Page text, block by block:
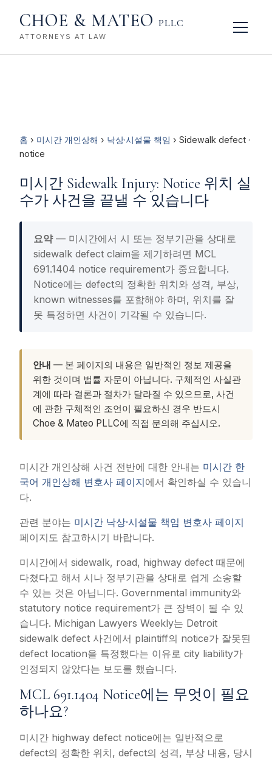
CHOE & MATEO PLLC
ATTORNEYS AT LAW
홈 › 미시간 개인상해 › 낙상·시설물 책임 › Sidewalk defect ·
notice
미시간 Sidewalk Injury: Notice 위치 실
수가 사건을 끝낼 수 있습니다
요약— 미시간에서 시 또는 정부기관을 상대로
sidewalk defect claim을 제기하려면 MCL
691.1404 notice requirement가 중요합니다.
Notice에는 defect의 정확한 위치와 성격, 부상,
known witnesses를 포함해야 하며, 위치를 잘
못 특정하면 사건이 기각될 수 있습니다.
안내 — 본 페이지의 내용은 일반적인 정보 제공을
위한 것이며 법률 자문이 아닙니다. 구체적인 사실관
계에 따라 결론과 절차가 달라질 수 있으므로, 사건
에 관한 구체적인 조언이 필요하신 경우 반드시
Choe & Mateo PLLC에 직접 문의해 주십시오.
미시간 개인상해 사건 전반에 대한 안내는 미시간 한
국어 개인상해 변호사 페이지에서 확인하실 수 있습니
다.
관련 분야는 미시간 낙상·시설물 책임 변호사 페이지
페이지도 참고하시기 바랍니다.
미시간에서 sidewalk, road, highway defect 때문에
다쳤다고 해서 시나 정부기관을 상대로 쉽게 소송할
수 있는 것은 아닙니다. Governmental immunity와
statutory notice requirement가 큰 장벽이 될 수 있
습니다. Michigan Lawyers Weekly는 Detroit
sidewalk defect 사건에서 plaintiff의 notice가 잘못된
defect location을 특정했다는 이유로 city liability가
인정되지 않았다는 보도를 했습니다.
MCL 691.1404 Notice에는 무엇이 필요
하나요?
미시간 highway defect notice에는 일반적으로
defect의 정확한 위치, defect의 성격, 부상 내용, 당시